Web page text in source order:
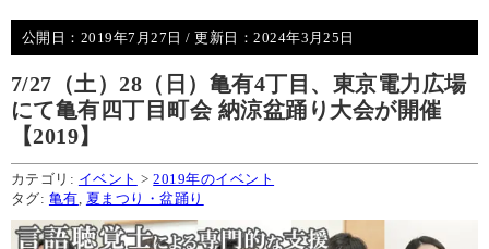
公開日： 2019年7月27日 / 更新日：2024年3月25日
7/27（土）28（日）亀有4丁目、東京電力広場
にて亀有四丁目町会 納涼盆踊り大会が開催
【2019】
カテゴリ: イベント >2019年のイベント
タグ: 亀有 夏まつり・盆踊り